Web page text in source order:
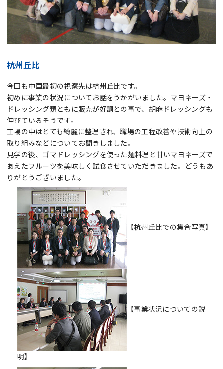
杭州丘比
今回も中国最初の視察先は杭州丘比です。
初めに事業の状況についてお話をうかがいました。マヨネーズ・
ドレッシング類ともに販売が好調との事で、胡麻ドレッシングも
伸びているそうです。
工場の中はとても綺麗に整理され、職場の工程改善や技術向上の
取り組みなどについてお聞きしました。
見学の後、ゴマドレッシングを使った麺料理と甘いマヨネーズで
あえたフルーツを美味しく試食させていただきました。どうもあ
りがとうございました。
【杭州丘比での集合写真】
【事業状況についての説
明】